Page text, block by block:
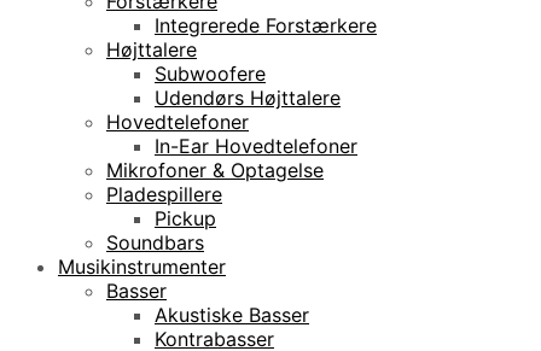
Integrerede Forstærkere
Højttalere
Subwoofere
Udendørs Højttalere
Hovedtelefoner
In-Ear Hovedtelefoner
Mikrofoner & Optagelse
Pladespillere
Pickup
Soundbars
Musikinstrumenter
Basser
Akustiske Basser
Kontrabasser